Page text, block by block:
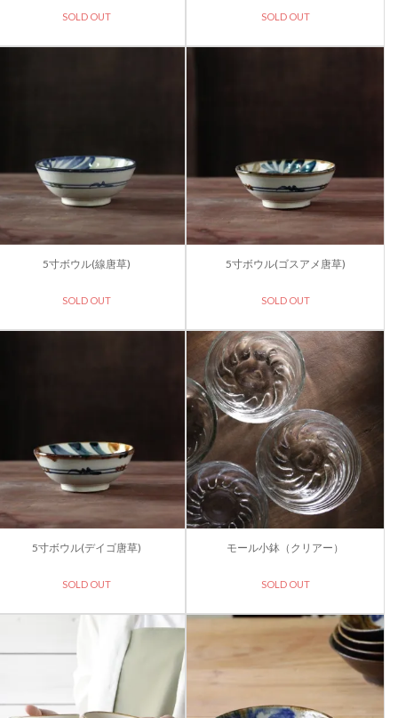
SOLD OUT SOLD OUT
5寸ボウル(線唐草)
SOLD OUT
5寸ボウル(ゴスアメ唐草)
SOLD OUT
5寸ボウル(デイゴ唐草)
SOLD OUT
モール小鉢（クリアー）
SOLD OUT